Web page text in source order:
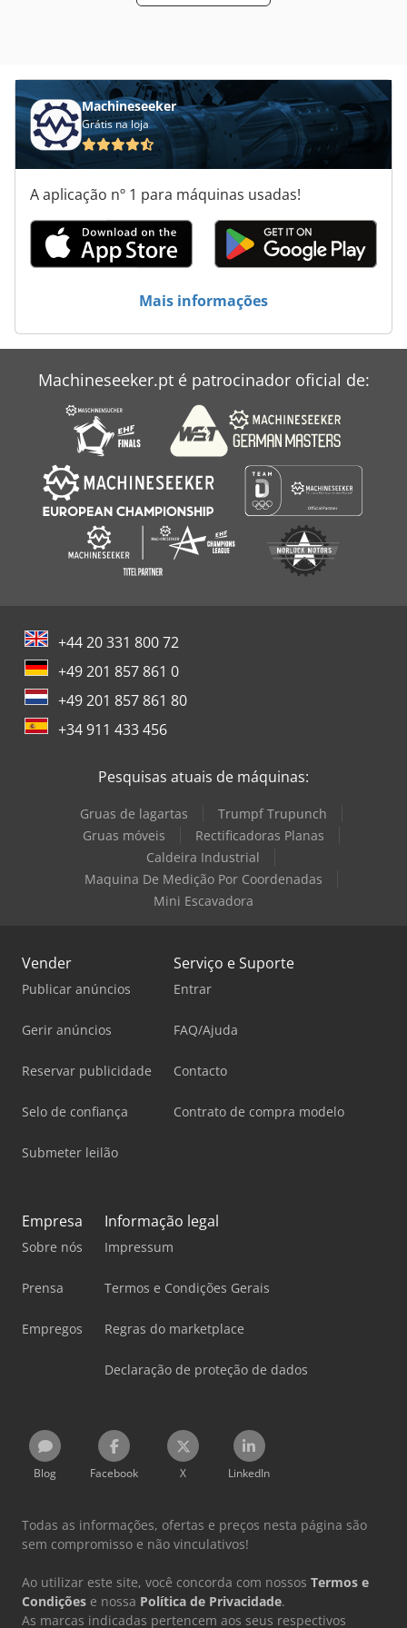
ENTREGA === Carregamento por guindaste disponível
são geridos profissionalmente pela equipe de logística da
Collé Rental & Sales.
Machineseeker
Grátis na loja
A aplicação nº 1 para máquinas usadas!
Mais informações
Machineseeker.pt é patrocinador oficial de:
+44 20 331 800 72
+49 201 857 861 0
+49 201 857 861 80
+34 911 433 456
Pesquisas atuais de máquinas:
Gruas de lagartas
Trumpf Trupunch
Gruas móveis
Rectificadoras Planas
Caldeira Industrial
Maquina De Medição Por Coordenadas
Mini Escavadora
Vender
Publicar anúncios
Gerir anúncios
Reservar publicidade
Selo de confiança
Submeter leilão
Serviço e Suporte
Entrar
FAQ/Ajuda
Contacto
Contrato de compra modelo
Empresa
Sobre nós
Prensa
Empregos
Informação legal
Impressum
Termos e Condições Gerais
Regras do marketplace
Declaração de proteção de dados
Blog Facebook X LinkedIn
Todas as informações, ofertas e preços nesta página são
sem compromisso e não vinculativos!
Ao utilizar este site, você concorda com nossos Termos e
Condições e nossa Política de Privacidade.
As marcas indicadas pertencem aos seus respectivos